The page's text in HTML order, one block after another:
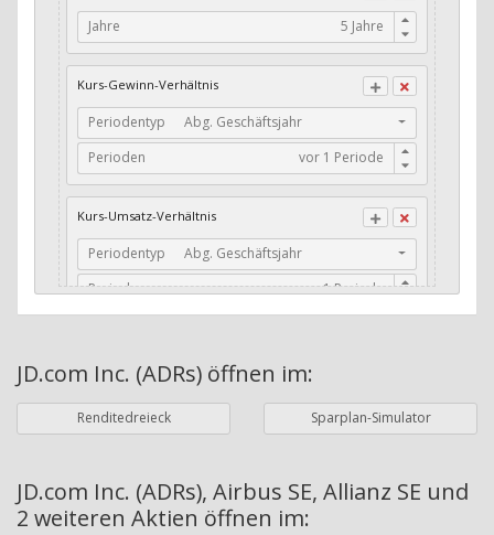
CFO / Interest Expense
Current Ratio
Long-Term Debt to Working Capital
Dividenden-Check
Stabiles Dividenden-Wachstum
Stabiles Dividenden-Wachstum (TTM)
Stabiles Absolutes Dividenden-Wachstum
Dividendenrendite (angekündigt)
Adj. Dividendenrendite (Market Cap)
Jahre
Kurs-Gewinn-Verhältnis
Periodentyp
Abg. Geschäftsjahr
Perioden
Kurs-Umsatz-Verhältnis
Periodentyp
Abg. Geschäftsjahr
Perioden
Währung Bilanzierungswährung
Periodentyp
Jahre
Perioden
JD.com Inc. (ADRs) öffnen im:
Renditedreieck Sparplan-Simulator
JD.com Inc. (ADRs), Airbus SE, Allianz SE und
2 weiteren Aktien öffnen im: